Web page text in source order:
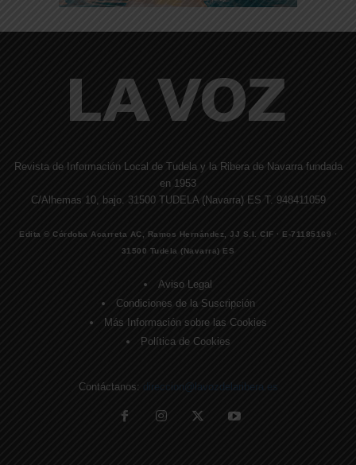
Revista de Información Local de Tudela y la Ribera de Navarra fundada
en 1953
C/Alhemas 10, bajo. 31500 TUDELA (Navarra) ES T. 948411059
Edita © Córdoba Acarreta AC, Ramos Hernández, JJ S.I. CIF · E-71185169 ·
31500 Tudela (Navarra) ES
Aviso Legal
Condiciones de la Suscripción
Más Información sobre las Cookies
Política de Cookies
Contáctanos: direccion@lavozdelaribera.es